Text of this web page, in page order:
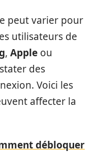
peut varier pour
utilisateurs de
, Apple ou
des
Voici les
affecter la
débloquer